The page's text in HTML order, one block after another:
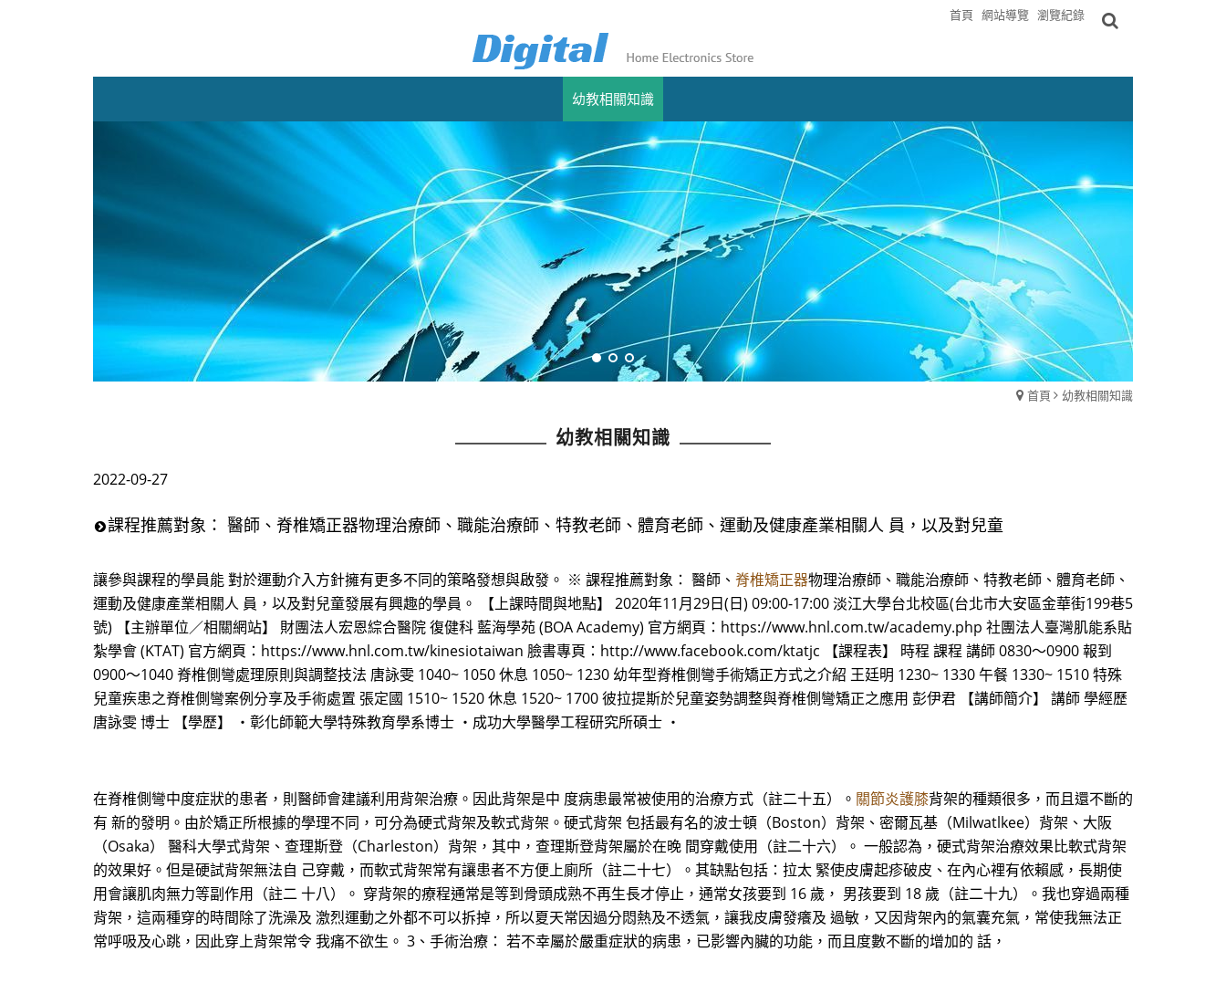
首頁 網站導覽 瀏覽紀錄
幼教相關知識
首頁 幼教相關知識
幼教相關知識
2022-09-27
課程推薦對象： 醫師、脊椎矯正器物理治療師、職能治療師、特教老師、體育老師、運動及健康產業相關人 員，以及對兒童
讓參與課程的學員能 對於運動介入方針擁有更多不同的策略發想與啟發。 ※ 課程推薦對象： 醫師、 脊椎矯正器物理治療師、職能治療師、特教老師、體育老師、
運動及健康產業相關人 員，以及對兒童發展有興趣的學員。 【上課時間與地點】 2020年11月29日(日) 09:00-17:00 淡江大學台北校區(台北市大安區金華街199巷5
號) 【主辦單位／相關網站】 財團法人宏恩綜合醫院 復健科 藍海學苑 (BOA Academy) 官方網頁：https://www.hnl.com.tw/academy.php 社團法人臺灣肌能系貼
紮學會 (KTAT) 官方網頁：https://www.hnl.com.tw/kinesiotaiwan 臉書專頁：http://www.facebook.com/ktatjc 【課程表】 時程 課程 講師 0830～0900 報到
0900～1040 脊椎側彎處理原則與調整技法 唐詠雯 1040~ 1050 休息 1050~ 1230 幼年型脊椎側彎手術矯正方式之介紹 王廷明 1230~ 1330 午餐 1330~ 1510 特殊
兒童疾患之脊椎側彎案例分享及手術處置 張定國 1510~ 1520 休息 1520~ 1700 彼拉提斯於兒童姿勢調整與脊椎側彎矯正之應用 彭伊君 【講師簡介】 講師 學經歷
唐詠雯 博士 【學歷】 ・彰化師範大學特殊教育學系博士 ・成功大學醫學工程研究所碩士 ・
在脊椎側彎中度症狀的患者，則醫師會建議利用背架治療。因此背架是中 度病患最常被使用的治療方式（註二十五）。 關節炎護膝背架的種類很多，而且還不斷的
有 新的發明。由於矯正所根據的學理不同，可分為硬式背架及軟式背架。硬式背架 包括最有名的波士頓（Boston）背架、密爾瓦基（Milwatlkee）背架、大阪
（Osaka） 醫科大學式背架、查理斯登（Charleston）背架，其中，查理斯登背架屬於在晚 間穿戴使用（註二十六）。 一般認為，硬式背架治療效果比軟式背架
的效果好。但是硬試背架無法自 己穿戴，而軟式背架常有讓患者不方便上廁所（註二十七）。其缺點包括：拉太 緊使皮膚起疹破皮、在內心裡有依賴感，長期使
用會讓肌肉無力等副作用（註二 十八）。 穿背架的療程通常是等到骨頭成熟不再生長才停止，通常女孩要到 16 歲， 男孩要到 18 歲（註二十九）。我也穿過兩種
背架，這兩種穿的時間除了洗澡及 激烈運動之外都不可以拆掉，所以夏天常因過分悶熱及不透氣，讓我皮膚發癢及 過敏，又因背架內的氣囊充氣，常使我無法正
常呼吸及心跳，因此穿上背架常令 我痛不欲生。 3、手術治療： 若不幸屬於嚴重症狀的病患，已影響內臟的功能，而且度數不斷的增加的 話，